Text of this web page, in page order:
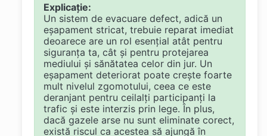
Explicație:
Un sistem de evacuare defect, adică un
eșapament stricat, trebuie reparat imediat
deoarece are un rol esențial atât pentru
siguranța ta, cât și pentru protejarea
mediului și sănătatea celor din jur. Un
eșapament deteriorat poate crește foarte
mult nivelul zgomotului, ceea ce este
deranjant pentru ceilalți participanți la
trafic și este interzis prin lege. În plus,
dacă gazele arse nu sunt eliminate corect,
există riscul ca acestea să ajungă în